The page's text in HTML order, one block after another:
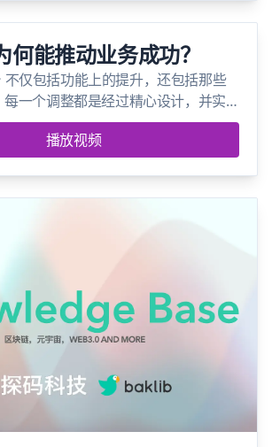
何能推动业务成功？
仅包括功能上的提升，还包括那些
一个调整都是经过精心设计，并实
上，以提供既能提高您工作流程效
中摩擦点的解决方案.
播放视频